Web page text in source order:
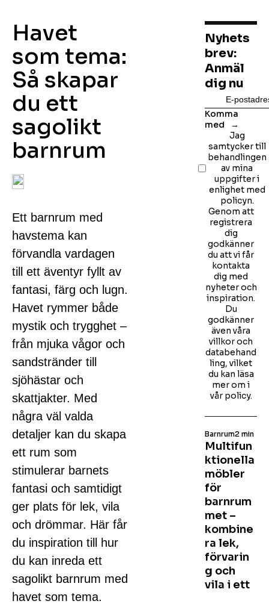
Havet
som tema:
Så skapar
du ett
sagolikt
barnrum
Ett barnrum med
havstema kan
förvandla vardagen
till ett äventyr fyllt av
fantasi, färg och lugn.
Havet rymmer både
mystik och trygghet –
från mjuka vågor och
sandstränder till
sjöhästar och
skattjakter. Med
några väl valda
detaljer kan du skapa
ett rum som
stimulerar barnets
fantasi och samtidigt
ger plats för lek, vila
och drömmar. Här får
du inspiration till hur
du kan inreda ett
sagolikt barnrum med
havet som tema.
Nyhets
brev:
Anmäl
dig nu
Komma
med
Jag
samtycker till
behandlingen
av mina
uppgifter i
enlighet med
policyn.
Genom att
registrera
dig
godkänner
du att vi får
kontakta
dig med
nyheter och
inspiration.
Du
godkänner
även våra
villkor och
databehand
ling, vilket
du kan läsa
mer om i
vår policy.
Multifun
ktionella
möbler
för
barnrum
met –
kombine
ra lek,
förvarin
g och
vila i ett
Barnrum2 min